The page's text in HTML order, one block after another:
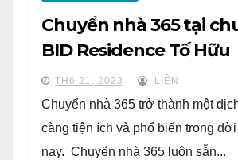
Chuyển nhà 365 tại
BID Residence Tố Hữu
TH6 21, 2023 LIÊN
Chuyển nhà 365 trở thành một
càng tiện ích và phổ biến trong
nay. Chuyển nhà 365 luôn sẵn...